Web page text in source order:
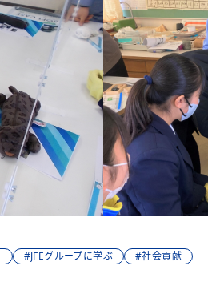
#JFEグループに学ぶ #社会貢献